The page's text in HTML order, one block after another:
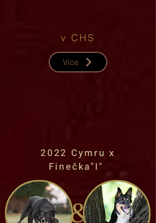
v CHS
Více
2022 Cymru x
Finečka"I"
&